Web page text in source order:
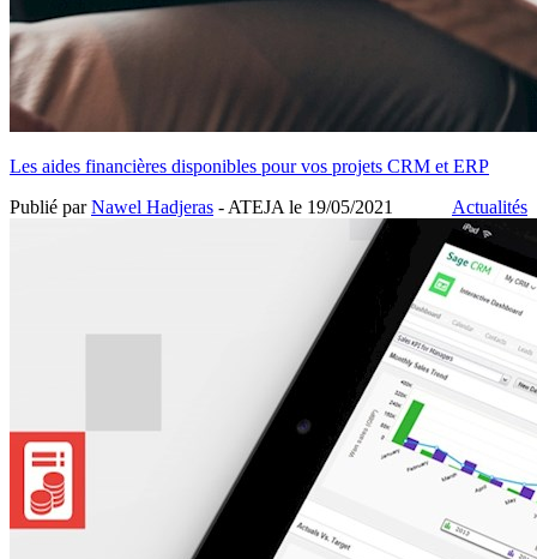
Les aides financières disponibles pour vos projets CRM et ERP
Actualités
Publié parNawel Hadjeras - ATEJA le 19/05/2021